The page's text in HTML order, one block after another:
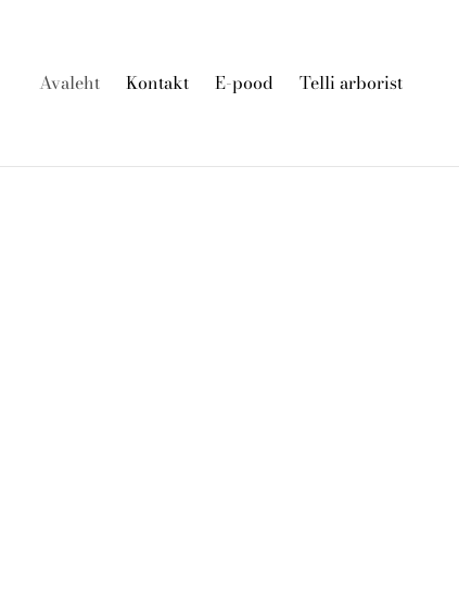
Avaleht Kontakt E-pood Telli arborist